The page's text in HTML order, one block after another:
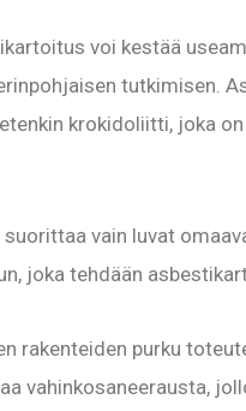
voi kestää
tutkimisen.
krokidoliitti, joka
vain luvat
joka tehdään
rakenteiden purku
vahinkosaneerausta,